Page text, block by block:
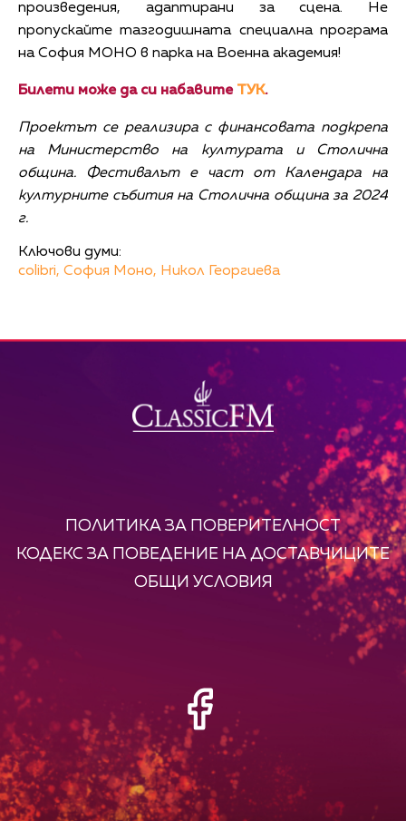
произведения, адаптирани за сцена. Не
пропускайте тазгодишната специална програма
на София МОНО в парка на Военна академия!
Билети може да си набавите ТУК.
Проектът се реализира с финансовата подкрепа
на Министерство на културата и Столична
община. Фестивалът е част от Календара на
културните събития на Столична община за 2024
г.
Ключови думи:
colibri, София Моно, Никол Георгиева
ПОЛИТИКА ЗА ПОВЕРИТЕЛНОСТ
КОДЕКС ЗА ПОВЕДЕНИЕ НА ДОСТАВЧИЦИТЕ
ОБЩИ УСЛОВИЯ